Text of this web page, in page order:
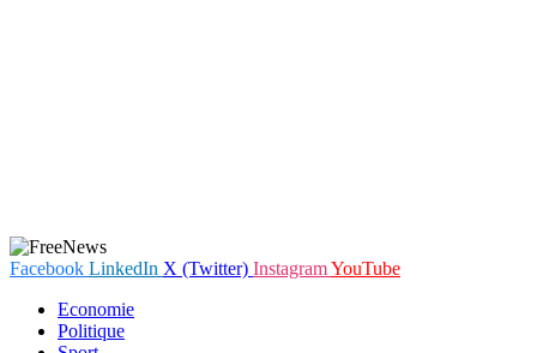
Facebook LinkedIn X (Twitter) InstagramYouTube
Economie
Politique